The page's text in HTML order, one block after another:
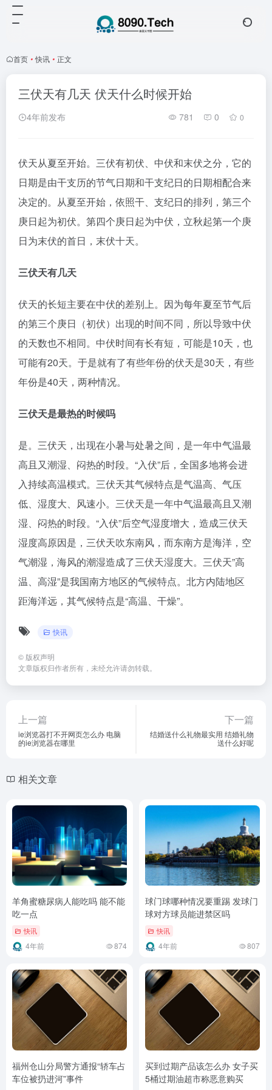
首页 • 快讯 • 正文
三伏天有几天 伏天什么时候开始
4年前发布 781 0 0
伏天从夏至开始。三伏有初伏、中伏和末伏之分，它的
日期是由干支历的节气日期和干支纪日的日期相配合来
决定的。从夏至开始，依照干、支纪日的排列，第三个
庚日起为初伏。第四个庚日起为中伏，立秋起第一个庚
日为末伏的首日，末伏十天。
三伏天有几天
伏天的长短主要在中伏的差别上。因为每年夏至节气后
的第三个庚日（初伏）出现的时间不同，所以导致中伏
的天数也不相同。中伏时间有长有短，可能是10天，也
可能有20天。于是就有了有些年份的伏天是30天，有些
年份是40天，两种情况。
三伏天是最热的时候吗
是。三伏天，出现在小暑与处暑之间，是一年中气温最
高且又潮湿、闷热的时段。“入伏”后，全国多地将会进
入持续高温模式。三伏天其气候特点是气温高、气压
低、湿度大、风速小。三伏天是一年中气温最高且又潮
湿、闷热的时段。“入伏”后空气湿度增大，造成三伏天
湿度高原因是，三伏天吹东南风，而东南方是海洋，空
气潮湿，海风的潮湿造成了三伏天湿度大。三伏天”高
温、高湿”是我国南方地区的气候特点。北方内陆地区
距海洋远，其气候特点是“高温、干燥”。
快讯
© 版权声明
文章版权归作者所有，未经允许请勿转载。
上一篇
ie浏览器打不开网页怎么办 电脑
的ie浏览器在哪里
下一篇
结婚送什么礼物最实用 结婚礼物
送什么好呢
相关文章
羊角蜜糖尿病人能吃吗 能不能
吃一点
快讯
4年前 874
球门球哪种情况要重踢 发球门
球对方球员能进禁区吗
快讯
4年前 807
福州仓山分局警方通报“轿车占
车位被扔进河”事件
买到过期产品该怎么办 女子买
5桶过期油超市称恶意购买